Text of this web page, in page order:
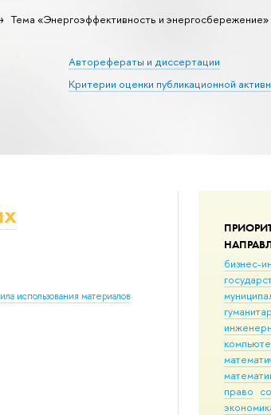
Тема «Энергоэффективность и энергосбережение»
Авторефераты и диссертации
Критерии оценки публикационной
бизнес-
право
использования материалов